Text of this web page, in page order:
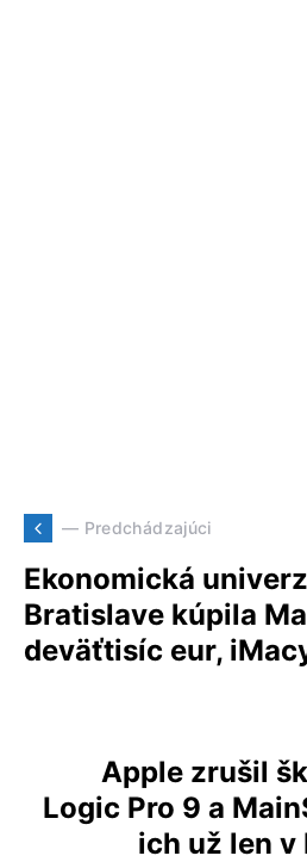
— Predchádzajúci
Ekonomická
Bratislave kúpila
deväťtisíc eur,
Apple zrušil
Logic Pro 9 a
ich už len v